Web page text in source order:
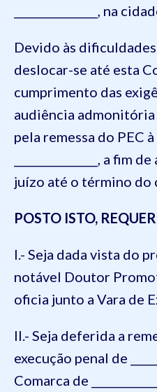
_______________, na
Devido às
deslocar-se até esta
cumprimento das
audiência admonitória
pela remessa do PEC
_______________, a
juízo até o término do
POSTO ISTO,
I.- Seja dada vista do
notável Doutor
oficia junto a Vara de
II.- Seja deferida a
execução penal de
Comarca de